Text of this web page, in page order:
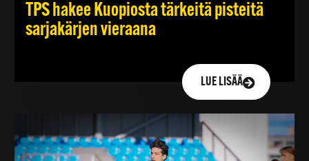
TPS hakee Kuopiosta tärkeitä pisteitä
sarjakärjen vieraana
LUE LISÄÄ